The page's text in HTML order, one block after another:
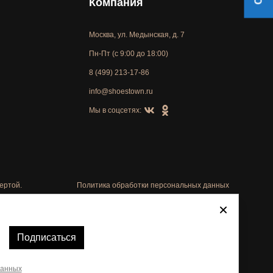
Компания
Москва, ул. Медынская, д. 7
Пн-Пт (с 9:00 до 18:00)
8 (499) 213-17-86
info@shoestown.ru
Мы в соцсетях:
Политика обработки персональных данных
Автоматизировано -
Подписаться